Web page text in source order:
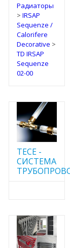
Радиаторы
> IRSAP
Sequenze /
Calorifere
Decorative >
TD IRSAP
Sequenze
02-00
TECE -
CИСТЕМА